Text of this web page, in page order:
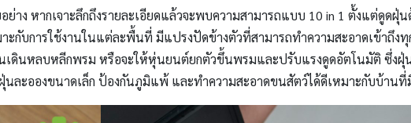
หากเจาะลึกถึงรายละเอียดแล้วจะพบความสามารถแบบ 10 in 1 ตั้งแต่ดูดฝุ่น
ะกับการใช้งานในแต่ละพื้นที่ มีแปรงปัดข้างตัวที่สามารถทำความสะอาดเข้าถึง
เดินหลบหลีกพรม หรือจะให้หุ่นยนต์ยกตัวขึ้นพรมและปรับแรงดูดอัตโนมัติ ซึ่งฝุ่
นละอองขนาดเล็ก ป้องกันภูมิแพ้ และทำความสะอาดขนสัตว์ได้ดีเหมาะกับบ้านที่